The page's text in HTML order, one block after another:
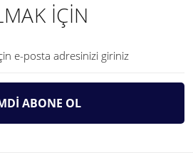
İÇİN
ABONE OL